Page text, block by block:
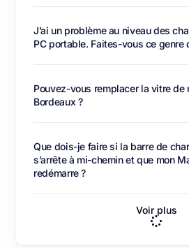
J’ai un problème au niveau des
PC portable. Faites-vous ce genre
Pouvez-vous remplacer la vitre de
Bordeaux ?
Que dois-je faire si la barre de
s’arrête à mi-chemin et que mon
redémarre ?
Voir plus